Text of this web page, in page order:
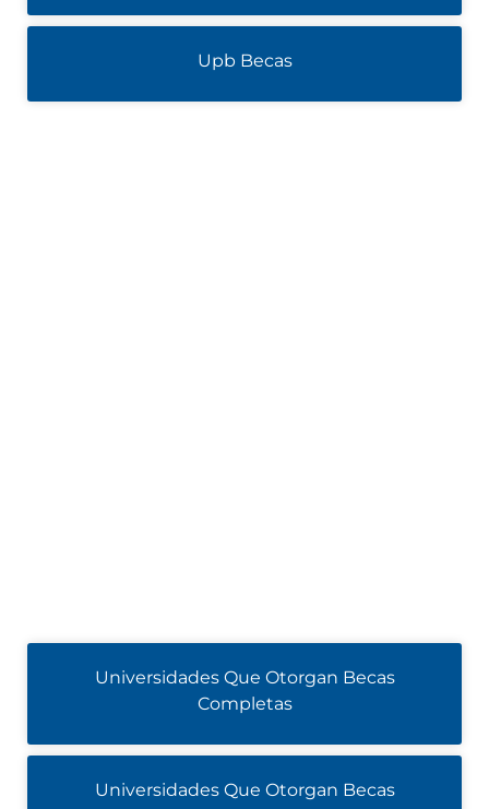
Upb Becas
Universidades Que Otorgan Becas
Completas
Universidades Que Otorgan Becas